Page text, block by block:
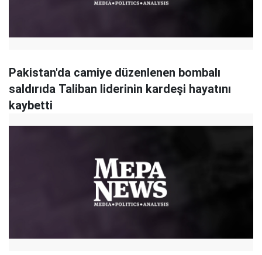
Pakistan'da camiye düzenlenen bombalı
saldırıda Taliban liderinin kardeşi hayatını
kaybetti